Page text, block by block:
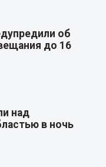
об
до 16
над
в ночь